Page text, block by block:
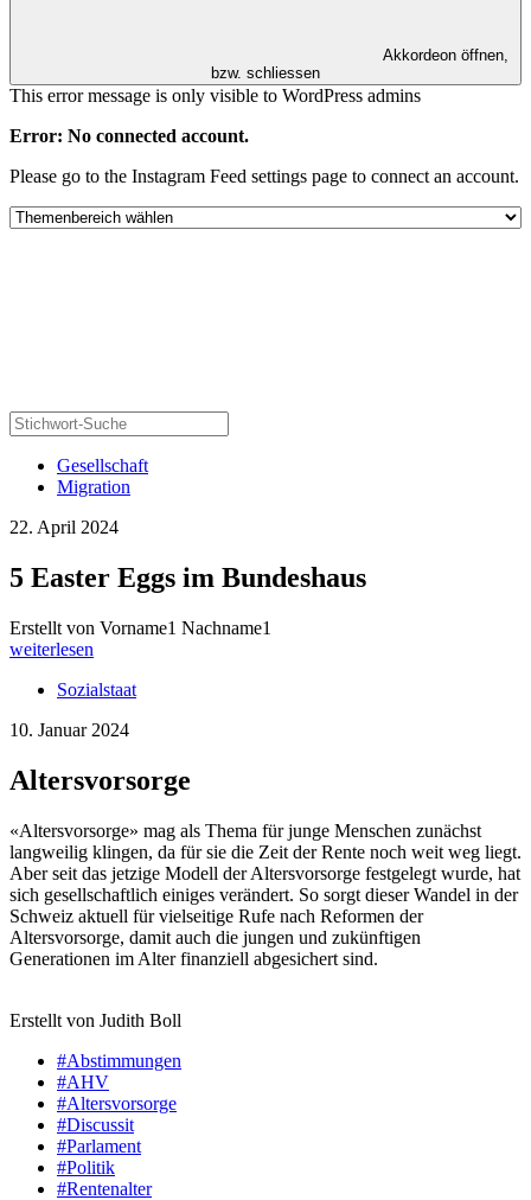
Akkordeon öffnen,
bzw. schliessen
This error message is only visible to WordPress admins
Error: No connected account.
Please go to the Instagram Feed settings page to connect an account.
Gesellschaft
Migration
22. April 2024
5 Easter Eggs im Bundeshaus
Erstellt von Vorname1 Nachname1
weiterlesen
Sozialstaat
10. Januar 2024
Altersvorsorge
«Altersvorsorge» mag als Thema für junge Menschen zunächst
langweilig klingen, da für sie die Zeit der Rente noch weit weg liegt.
Aber seit das jetzige Modell der Altersvorsorge festgelegt wurde, hat
sich gesellschaftlich einiges verändert. So sorgt dieser Wandel in der
Schweiz aktuell für vielseitige Rufe nach Reformen der
Altersvorsorge, damit auch die jungen und zukünftigen
Generationen im Alter finanziell abgesichert sind.
Erstellt von Judith Boll
#Abstimmungen
#AHV
#Altersvorsorge
#Discussit
#Parlament
#Politik
#Rentenalter